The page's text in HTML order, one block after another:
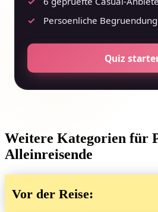
Persoenliche
Quiz
Weitere Kategorien für
Alleinreisende
Vor der Reise: